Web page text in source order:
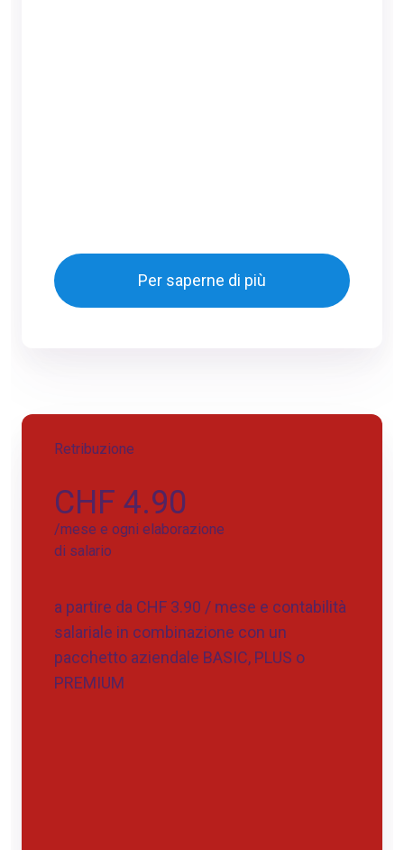
Per saperne di più
Retribuzione
CHF 4.90
/mese e ogni elaborazione
di salario
a partire da CHF 3.90 / mese e contabilità
salariale in combinazione con un
pacchetto aziendale BASIC, PLUS o
PREMIUM